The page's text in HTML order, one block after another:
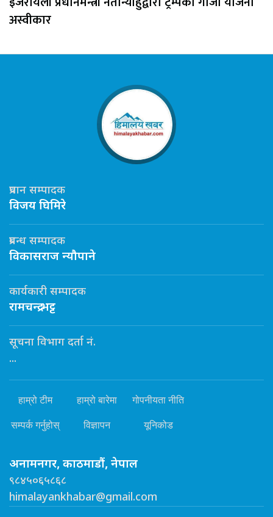
अस्वीकार
प्रधान सम्पादक
विजय घिमिरे
प्रबन्ध सम्पादक
विकासराज न्यौपाने
कार्यकारी सम्पादक
रामचन्द्र भट्ट
सूचना विभाग दर्ता नं.
...
हाम्रो टीम हाम्रो बारेमा गोपनीयता नीति
सम्पर्क गर्नुहोस् विज्ञापन यूनिकोड
अनामनगर, काठमाडौं, नेपाल
९८४५०६५८६८
himalayankhabar@gmail.com